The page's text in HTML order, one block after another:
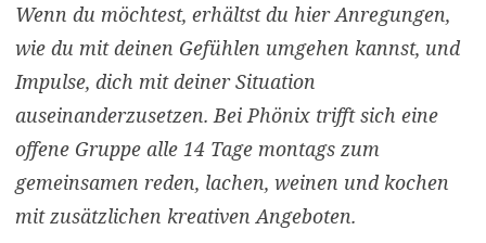
Wenn du möchtest, erhältst du hier Anregungen,
wie du mit deinen Gefühlen umgehen kannst, und
Impulse, dich mit deiner Situation
auseinanderzusetzen. Bei Phönix trifft sich eine
offene Gruppe alle 14 Tage montags zum
gemeinsamen reden, lachen, weinen und kochen
mit zusätzlichen kreativen Angeboten.